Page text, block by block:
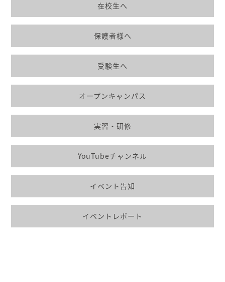
在校生へ
保護者様へ
受験生へ
オープンキャンパス
実習・研修
YouTubeチャンネル
イベント告知
イベントレポート